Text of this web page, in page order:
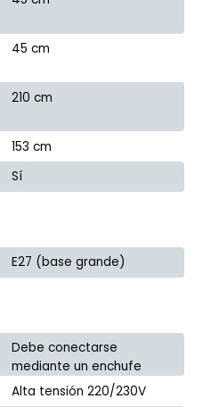
45 cm
210 cm
153 cm
Sí
E27 (base grande)
Debe conectarse
mediante un enchufe
Alta tensión 220/230V